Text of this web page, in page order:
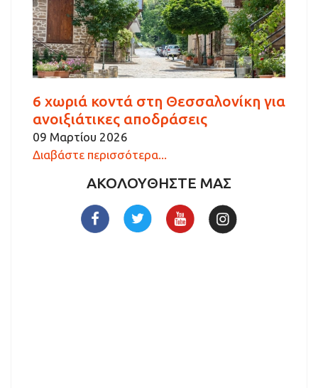
6 χωριά κοντά στη Θεσσαλονίκη για
ανοιξιάτικες αποδράσεις
09 Μαρτίου 2026
Διαβάστε περισσότερα...
ΑΚΟΛΟΥΘΗΣΤΕ ΜΑΣ